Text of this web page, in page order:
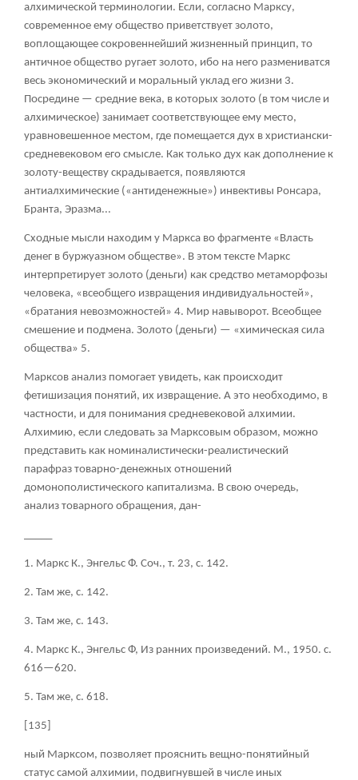
алхимической терминологии. Если, согласно Марксу,
современное ему общество приветствует золото,
воплощающее сокровеннейший жизненный принцип, то
античное общество ругает золото, ибо на него размениватся
весь экономический и моральный уклад его жизни 3.
Посредине — средние века, в которых золото (в том числе и
алхимическое) занимает соответствующее ему место,
уравновешенное местом, где помещается дух в христиански-
средневековом его смысле. Как только дух как дополнение к
золоту-веществу скрадывается, появляются
антиалхимические («антиденежные») инвективы Ронсара,
Бранта, Эразма...
Сходные мысли находим у Маркса во фрагменте «Власть
денег в буржуазном обществе». В этом тексте Маркс
интерпретирует золото (деньги) как средство метаморфозы
человека, «всеобщего извращения индивидуальностей»,
«братания невозможностей» 4. Мир навыворот. Всеобщее
смешение и подмена. Золото (деньги) — «химическая сила
общества» 5.
Марксов анализ помогает увидеть, как происходит
фетишизация понятий, их извращение. А это необходимо, в
частности, и для понимания средневековой алхимии.
Алхимию, если следовать за Марксовым образом, можно
представить как номиналистически-реалистический
парафраз товарно-денежных отношений
домонополистического капитализма. В свою очередь,
анализ товарного обращения, дан-
1. Маркс К., Энгельс Ф. Соч., т. 23, с. 142.
2. Там же, с. 142.
3. Там же, с. 143.
4. Маркс К., Энгельс Ф, Из ранних произведений. М., 1950. с.
616—620.
5. Там же, с. 618.
[135]
ный Марксом, позволяет прояснить вещно-понятийный
статус самой алхимии, подвигнувшей в числе иных